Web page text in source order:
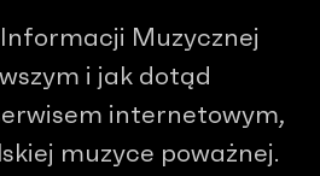
Muzycznej
i jak dotąd
internetowym,
muzyce poważnej.